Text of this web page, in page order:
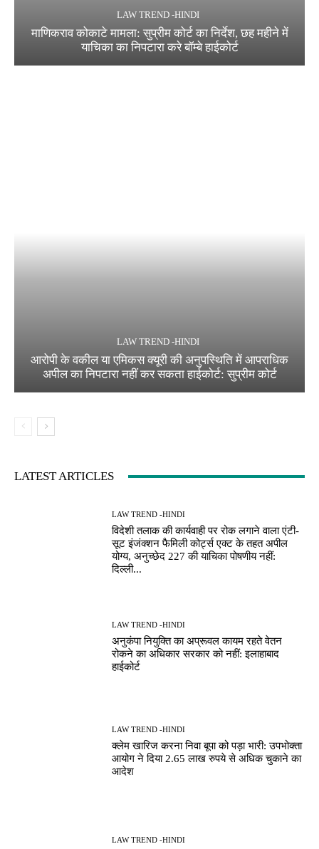
LAW TREND -HINDI
माणिकराव कोकाटे मामला: सुप्रीम कोर्ट का निर्देश, छह महीने में
याचिका का निपटारा करे बॉम्बे हाईकोर्ट
LAW TREND -HINDI
आरोपी के वकील या एमिकस क्यूरी की अनुपस्थिति में आपराधिक
अपील का निपटारा नहीं कर सकता हाईकोर्ट: सुप्रीम कोर्ट
LATEST ARTICLES
LAW TREND -HINDI
विदेशी तलाक की कार्यवाही पर रोक लगाने वाला एंटी-
सूट इंजंक्शन फैमिली कोर्ट्स एक्ट के तहत अपील
योग्य, अनुच्छेद 227 की याचिका पोषणीय नहीं:
दिल्ली...
LAW TREND -HINDI
अनुकंपा नियुक्ति का अप्रूवल कायम रहते वेतन
रोकने का अधिकार सरकार को नहीं: इलाहाबाद
हाईकोर्ट
LAW TREND -HINDI
क्लेम खारिज करना निवा बूपा को पड़ा भारी: उपभोक्ता
आयोग ने दिया 2.65 लाख रुपये से अधिक चुकाने का
आदेश
LAW TREND -HINDI